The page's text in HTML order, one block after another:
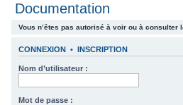
Documentation
Vous n’êtes pas autorisé à voir ou à consulter
CONNEXION • INSCRIPTION
Nom d’utilisateur :
Mot de passe :